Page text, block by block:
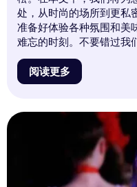
处，从时尚的场所到更私
准备好体验各种氛围和美
难忘的时刻。不要错过我
阅读更多